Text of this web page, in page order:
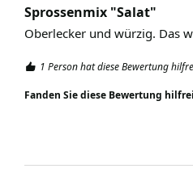
Sprossenmix "Salat"
Oberlecker und würzig. Das
1 Person hat diese Bewertung
Fanden Sie diese Bewertung